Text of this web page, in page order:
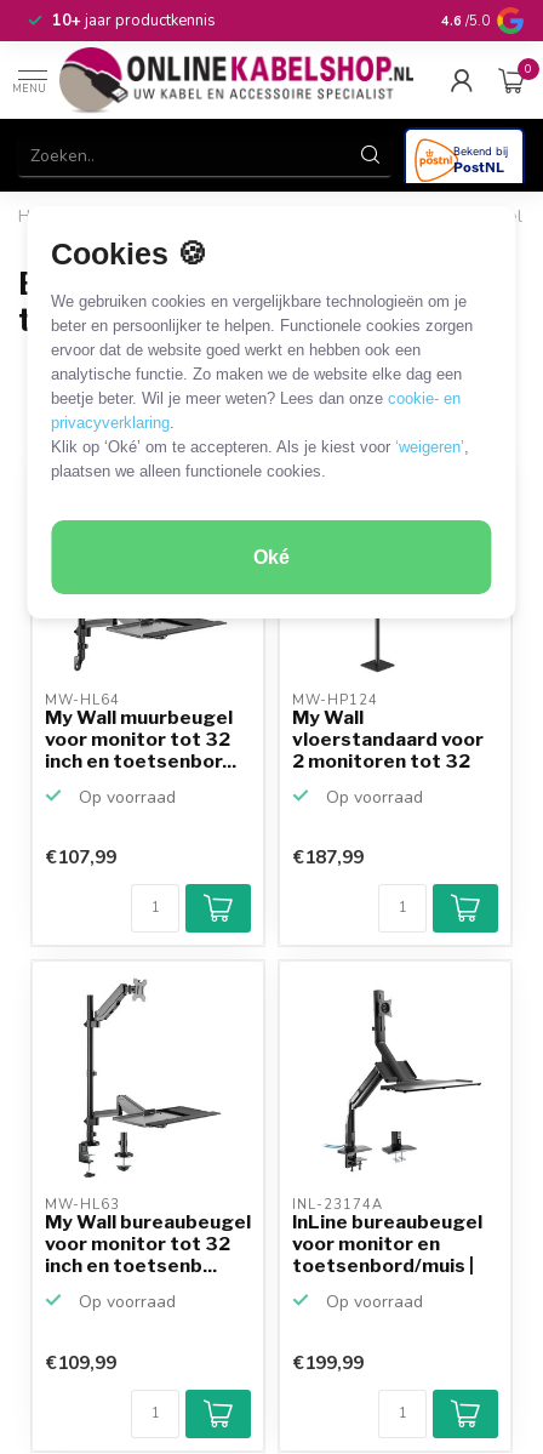
Cookies 🍪
We gebruiken cookies en vergelijkbare technologieën om je
beter en persoonlijker te helpen. Functionele cookies zorgen
ervoor dat de website goed werkt en hebben ook een
analytische functie. Zo maken we de website elke dag een
beetje beter. Wil je meer weten? Lees dan onzecookie- en
privacyverklaring.
Klik op ‘Oké’ om te accepteren. Als je kiest voor‘weigeren’,
plaatsen we alleen functionele cookies.
Oké
10+jaar productkennis 4.6 /5.0
MENU
0
Home
Bureaubeugel
Beugel voor monitor en toetsenbord/muis
Beugel voor monitor en
toetsenbord/muis
4 PRODUCTEN
Filters
MW-HL64
My Wall muurbeugel
voor monitor tot 32
inch en toetsenbor...
Op voorraad
€107,99
MW-HP124
My Wall
vloerstandaard voor
2 monitoren tot 32
Op voorraad
€187,99
MW-HL63
My Wall bureaubeugel
voor monitor tot 32
inch en toetsenb...
Op voorraad
€109,99
INL-23174A
InLine bureaubeugel
voor monitor en
toetsenbord/muis |
Op voorraad
€199,99